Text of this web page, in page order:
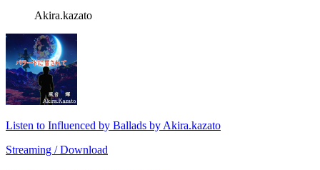
Akira.kazato
Listen to Influenced by Ballads by Akira.kazato
Streaming / Download